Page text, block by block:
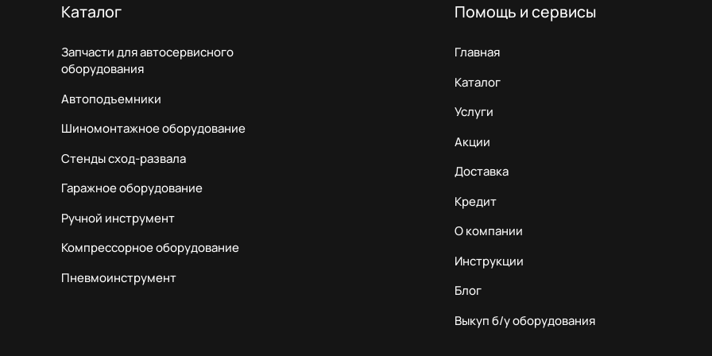
Каталог
Запчасти для автосервисного
оборудования
Автоподъемники
Шиномонтажное оборудование
Стенды сход-развала
Гаражное оборудование
Ручной инструмент
Компрессорное оборудование
Пневмоинструмент
Помощь и сервисы
Главная
Каталог
Услуги
Акции
Доставка
Кредит
О компании
Инструкции
Блог
Выкуп б/у оборудования